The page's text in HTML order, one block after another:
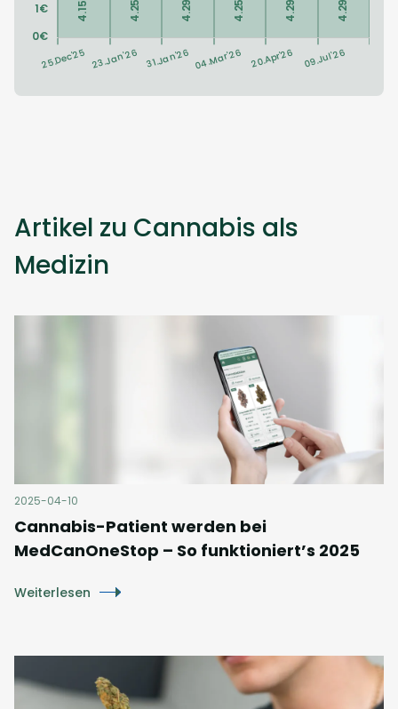
Artikel zu Cannabis als
Medizin
2025-04-10
Cannabis-Patient werden bei
MedCanOneStop – So funktioniert’s 2025
Weiterlesen